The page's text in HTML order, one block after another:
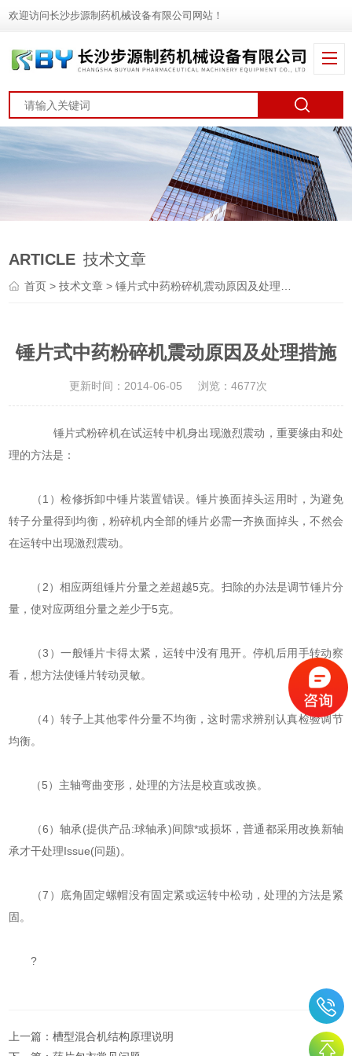
欢迎访问长沙步源制药机械设备有限公司网站！
ARTICLE 技术文章
首页 >技术文章 > 锤片式中药粉碎机震动原因及处理措施
锤片式中药粉碎机震动原因及处理措施
更新时间：2014-06-05 浏览：4677次
锤片式粉碎机在试运转中机身出现激烈震动，重要缘由和处
理的方法是：
（1）检修拆卸中锤片装置错误。锤片换面掉头运用时，为避免
转子分量得到均衡，粉碎机内全部的锤片必需一齐换面掉头，不然会
在运转中出现激烈震动。
（2）相应两组锤片分量之差超越5克。扫除的办法是调节锤片分
量，使对应两组分量之差少于5克。
（3）一般锤片卡得太紧，运转中没有甩开。停机后用手转动察
看，想方法使锤片转动灵敏。
（4）转子上其他零件分量不均衡，这时需求辨别认真检验调节
均衡。
（5）主轴弯曲变形，处理的方法是校直或改换。
（6）轴承(提供产品:球轴承)间隙*或损坏，普通都采用改换新轴
承才干处理Issue(问题)。
（7）底角固定螺帽没有固定紧或运转中松动，处理的方法是紧
固。
?
上一篇：槽型混合机结构原理说明